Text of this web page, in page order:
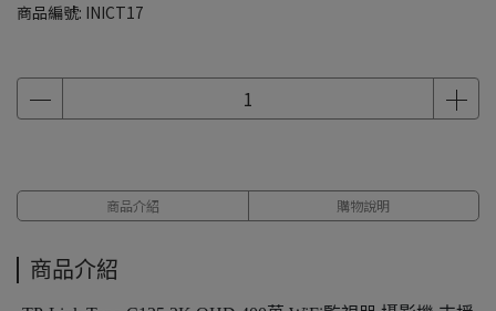
商品編號: INICT17
商品介紹 購物說明
商品介紹